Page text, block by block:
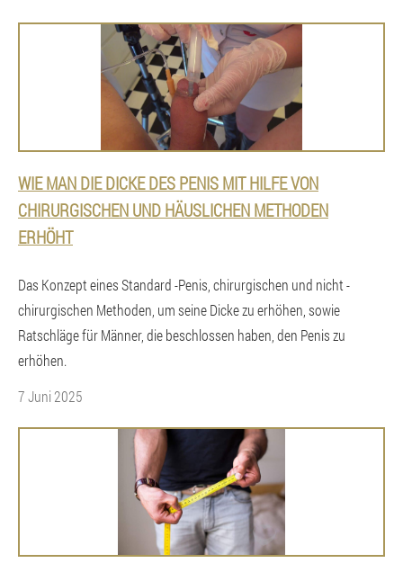
WIE MAN DIE DICKE DES PENIS MIT HILFE VON
CHIRURGISCHEN UND HÄUSLICHEN METHODEN
ERHÖHT
Das Konzept eines Standard -Penis, chirurgischen und nicht -
chirurgischen Methoden, um seine Dicke zu erhöhen, sowie
Ratschläge für Männer, die beschlossen haben, den Penis zu
erhöhen.
7 Juni 2025